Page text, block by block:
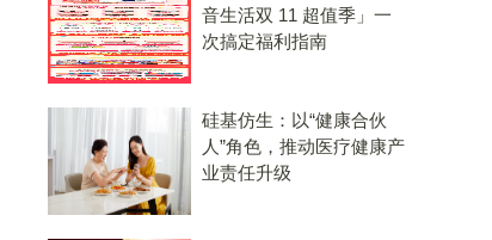
音生活双 11 超值季」一
次搞定福利指南
硅基仿生：以“健康合伙
人”角色，推动医疗健康产
业责任升级